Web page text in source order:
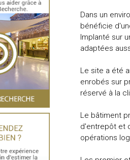
Dans un
bénéficie
Implanté sur
adaptées
Le site a été
enrobés sur
réservé à la
Le bâtiment
d'entrepôt et
opérations